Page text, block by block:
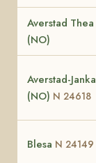
Averstad Thea
(NO)
Averstad-Janka
(NO) N 24618
Blesa N 24149